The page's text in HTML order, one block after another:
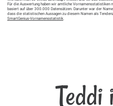
Für die Auswertung haben wir amtliche
basiert auf über 300.000 Datensätzen. Darunter war der Name
dass die statistischen Aussagen zu diesem Namen als
SmartGenius-Vornamensstatistik.